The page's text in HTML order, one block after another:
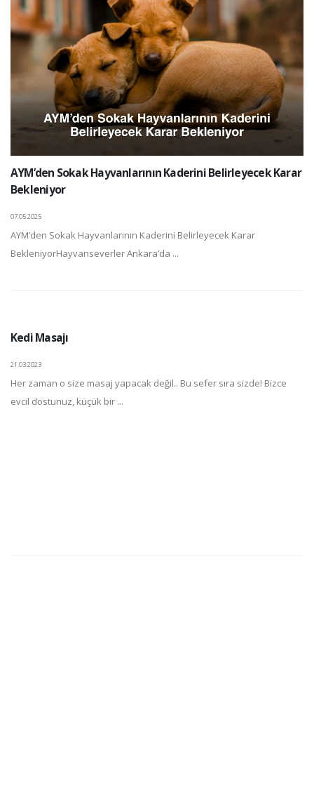
AYM’den Sokak Hayvanlarının Kaderini Belirleyecek Karar
Bekleniyor
07.05.2025
AYM’den Sokak Hayvanlarının Kaderini Belirleyecek Karar
BekleniyorHayvanseverler Ankara’da ...
Kedi Masajı
21.03.2023
Her zaman o size masaj yapacak değil.. Bu sefer sıra sizde! Bizce
evcil dostunuz, küçük bir ...